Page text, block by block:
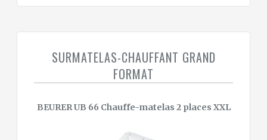
SURMATELAS-CHAUFFANT GRAND
FORMAT
BEURER UB 66 Chauffe-matelas 2 places XXL